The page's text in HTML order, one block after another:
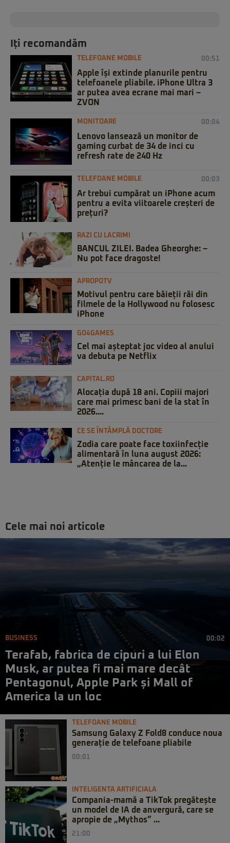
Iți recomandăm
TELEFOANE MOBILE 00:51
Apple își extinde planurile pentru
telefoanele pliabile. iPhone Ultra 3
ar putea avea ecrane mai mari –
ZVON
MONITOARE 00:04
Lenovo lansează un monitor de
gaming curbat de 34 de inci cu
refresh rate de 240 Hz
TELEFOANE MOBILE 00:03
Ar trebui cumpărat un iPhone acum
pentru a evita viitoarele creșteri de
prețuri?
RAZI CU LACRIMI
BANCUL ZILEI. Badea Gheorghe: –
Nu pot face dragoste!
APROPOTV
Motivul pentru care băieții răi din
filmele de la Hollywood nu folosesc
iPhone
GO4GAMES
Cel mai așteptat joc video al anului
va debuta pe Netflix
CAPITAL.RO
Alocația după 18 ani. Copiii majori
care mai primesc bani de la stat în
2026....
CE SE ÎNTÂMPLĂ DOCTORE
Zodia care poate face toxiinfecție
alimentară în luna august 2026:
„Atenție le mâncarea de la...
Cele mai noi articole
BUSINESS 00:02
Terafab, fabrica de cipuri a lui Elon
Musk, ar putea fi mai mare decât
Pentagonul, Apple Park și Mall of
America la un loc
TELEFOANE MOBILE
Samsung Galaxy Z Fold8 conduce noua
generație de telefoane pliabile
00:01
INTELIGENTA ARTIFICIALA
Compania-mamă a TikTok pregătește
un model de IA de anvergură, care se
apropie de „Mythos” ...
21:00